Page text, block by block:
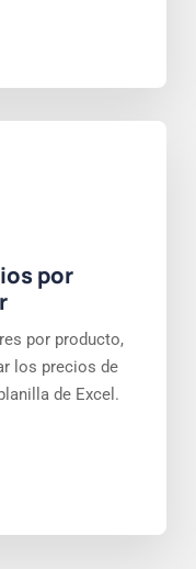
por
por producto,
los precios de
de Excel.